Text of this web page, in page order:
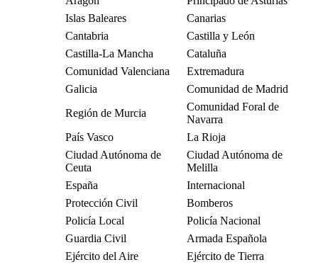
Islas Baleares
Canarias
Cantabria
Castilla y León
Castilla-La Mancha
Cataluña
Comunidad Valenciana
Extremadura
Galicia
Comunidad de Madrid
Región de Murcia
Comunidad Foral de
Navarra
País Vasco
La Rioja
Ciudad Autónoma de
Ceuta
Ciudad Autónoma de
Melilla
España
Internacional
Protección Civil
Bomberos
Policía Local
Policía Nacional
Guardia Civil
Armada Española
Ejército del Aire
Ejército de Tierra